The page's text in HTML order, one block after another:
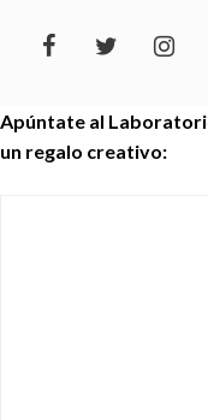
Apúntate al
un regalo creativo: